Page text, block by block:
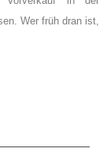
Wer früh dran ist,